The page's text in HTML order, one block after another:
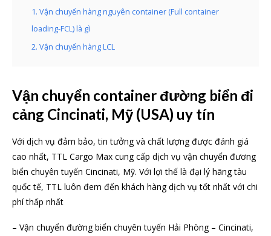
1. Vận chuyển hàng nguyên container (Full container
loading-FCL) là gì
2. Vận chuyển hàng LCL
Vận chuyển container đường biển đi
cảng Cincinati, Mỹ (USA) uy tín
Với dịch vụ đảm bảo, tin tưởng và chất lượng được đánh giá
cao nhất, TTL Cargo Max cung cấp dịch vụ vận chuyển đương
biển chuyên tuyến Cincinati, Mỹ. Với lợi thế là đại lý hãng tàu
quốc tế, TTL luôn đem đến khách hàng dịch vụ tốt nhất với chi
phí thấp nhất
– Vận chuyển đường biển chuyên tuyến Hải Phòng – Cincinati,